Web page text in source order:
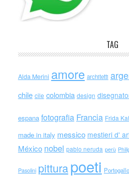
TAG
Alda Merini amore architetti
chile cile colombia design
espana fotografia Francia Frida
made in italy messico mestieri d'
México nobel pablo neruda perù
Pasolini pitturapoeti Portogallo